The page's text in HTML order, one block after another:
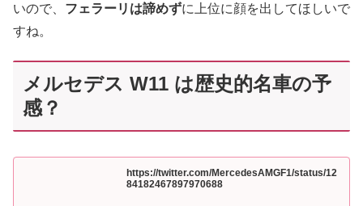
いので、 フェラーリは諦めずに上位に顔を出してほしいで
すね。
メルセデス W11 は歴史的名車の予
感？
https://twitter.com/MercedesAMGF1/status/12
84182467897970688